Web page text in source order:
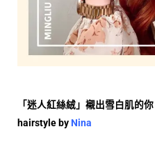
「迷人紅絲絨」襯出雪白肌的你
hairstyle by Nina